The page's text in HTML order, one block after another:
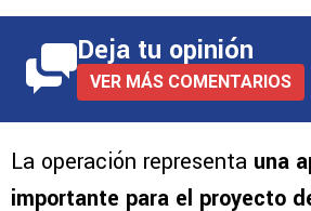
Deja tu opinión
VER MÁS COMENTARIOS
La operación representa una
importante para el proyecto